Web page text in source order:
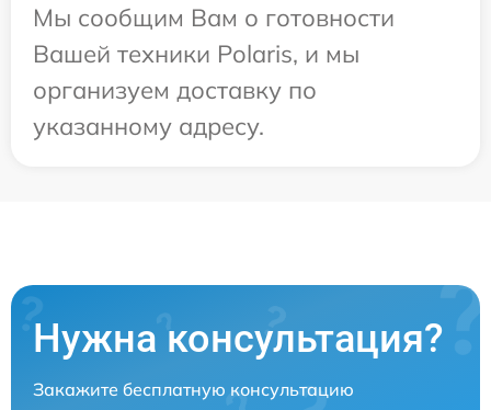
Мы сообщим Вам о готовности
Вашей техники Polaris, и мы
организуем доставку по
указанному адресу.
Нужна консультация?
Закажите бесплатную консультацию